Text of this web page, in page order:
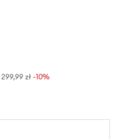
299,99 zł -10%